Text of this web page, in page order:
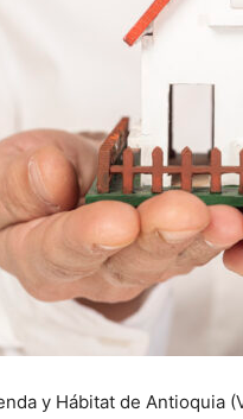
y Hábitat de Antioquia